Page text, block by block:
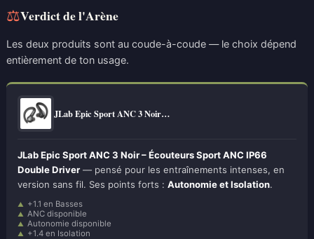
⚖Verdict de l'Arène
Les deux produits sont au coude-à-coude — le choix dépend
entièrement de ton usage.
JLab Epic Sport ANC 3 Noir…
JLab Epic Sport ANC 3 Noir – Écouteurs Sport ANC IP66
Double Driver— pensé pour les entraînements intenses, en
version sans fil. Ses points forts : Autonomie et Isolation.
+1.1 en Basses
ANC disponible
Autonomie disponible
+1.4 en Isolation